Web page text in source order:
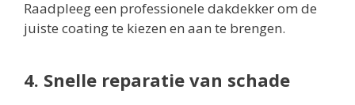
Raadpleeg een professionele dakdekker om de
juiste coating te kiezen en aan te brengen.
4. Snelle reparatie van schade